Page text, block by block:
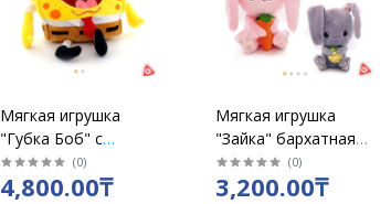
Мягкая игрушка
"Губка Боб" с
ногами, 43 см
(0)
4,800.00₸
Мягкая игрушка
"Зайка" бархатная
30 см с клубничкой
(0)
3,200.00₸